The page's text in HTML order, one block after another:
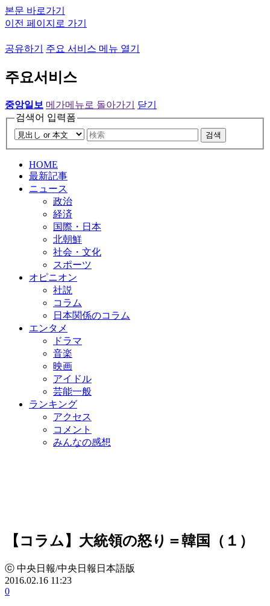
본문 바로가기
이전 페이지로 가기
공유하기 주요 서비스 메뉴 열기
주요서비스
중앙일보 메가메뉴로 돌아가기
닫기
검색어 입력폼
검색
HOME
最新記事
ニュース
政治
経済
国際・日本
北朝鮮
社会・文化
スポーツ
オピニオン
社説
コラム
日本関係のコラム
エンタメ
ドラマ
音楽
映画
アイドル
芸能一般
ランキング
アクセス
コメント
みんなの感想
【コラム】大統領の怒り＝韓国（１）
ⓒ 中央日報/中央日報日本語版
2016.02.16 11:23
0